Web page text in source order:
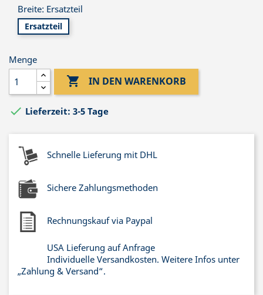
Breite: Ersatzteil
Ersatzteil
Menge
 IN DEN WARENKORB
 Lieferzeit: 3-5 Tage
Schnelle Lieferung mit DHL
Sichere Zahlungsmethoden
Rechnungskauf via Paypal
USA Lieferung auf Anfrage
Individuelle Versandkosten. Weitere Infos unter
„Zahlung & Versand“.